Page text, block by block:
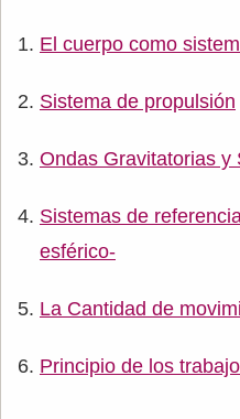
El cuerpo como
Sistema de propulsión
Ondas Gravitatorias y
Sistemas de
esférico-
La Cantidad de
Principio de los